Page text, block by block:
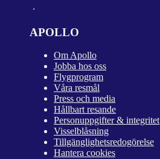
APOLLO
Om Apollo
Jobba hos oss
Flygprogram
Våra resmål
Press och media
Hållbart resande
Personuppgifter & integritet
Visselblåsning
Tillgänglighetsredogörelse
Hantera cookies